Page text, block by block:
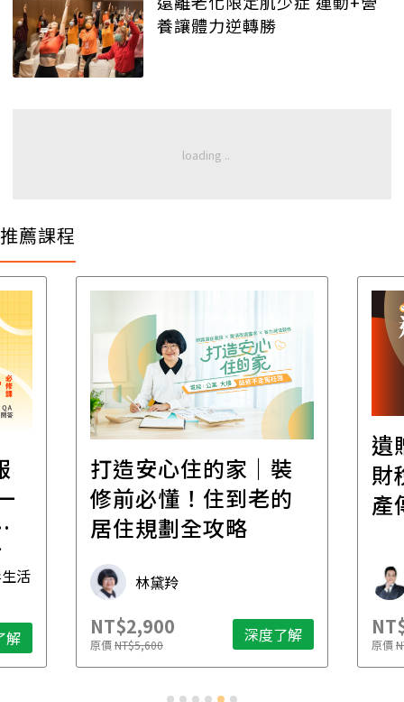
養讓體力逆轉勝
推薦課程
活
解
打造安心住的家｜裝
修前必懂！住到老的
居住規劃全攻略
林黛羚
NT$2,900
原價NT$5,600 深度了解
遺
財
產
原價